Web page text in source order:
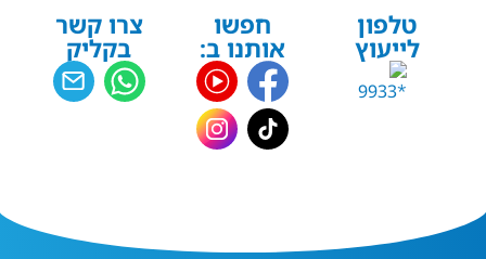
טלפון
לייעוץ
חפשו
אותנו ב:
צרו קשר
בקליק